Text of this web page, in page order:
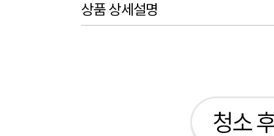
상품 상세설명